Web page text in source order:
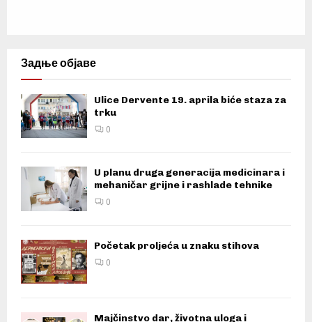
Задње објаве
Ulice Dervente 19. aprila biće staza za
trku
0
U planu druga generacija medicinara i
mehaničar grijne i rashlade tehnike
0
Početak proljeća u znaku stihova
0
Majčinstvo dar, životna uloga i